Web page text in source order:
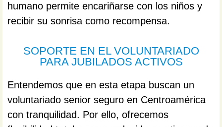
humano permite encariñarse con los niños y
recibir su sonrisa como recompensa.
SOPORTE EN EL VOLUNTARIADO
PARA JUBILADOS ACTIVOS
Entendemos que en esta etapa buscan un
voluntariado senior seguro en Centroamérica
con tranquilidad. Por ello, ofrecemos